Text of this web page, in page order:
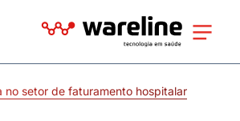
no setor de faturamento hospitalar